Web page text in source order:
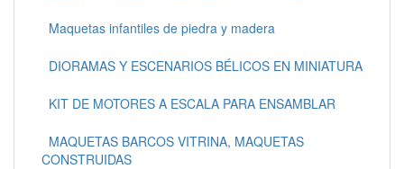
Maquetas infantiles de piedra y madera
DIORAMAS Y ESCENARIOS BÉLICOS EN MINIATURA
KIT DE MOTORES A ESCALA PARA ENSAMBLAR
MAQUETAS BARCOS VITRINA, MAQUETAS
CONSTRUIDAS